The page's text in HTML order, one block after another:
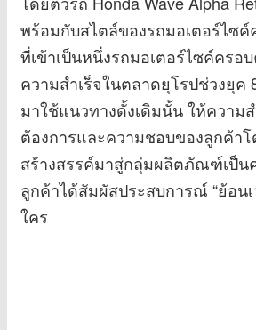
พร้อมกับสไตล์ของรถมอเตอร์ไซ
ที่เข้าเป็นหนึ่งรถมอเตอร์ไซค์ครอ
ความสำเร็จในตลาดยุโรปช่วงยุค
มาใช้แนวทางดั้งเดิมนั้น ให้ความ
ต้องการและความชอบของลูกค้า
สร้างสรรค์มาสู่กลุ่มผลิตภัณฑ์เป็น
ลูกค้าได้สัมผัสประสบการณ์ “ย้อน
ใคร